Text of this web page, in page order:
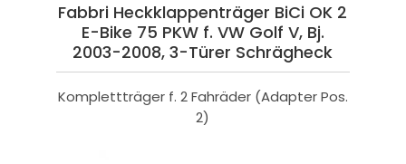
Fabbri Heckklappenträger BiCi OK 2
E-Bike 75 PKW f. VW Golf V, Bj.
2003-2008, 3-Türer Schrägheck
Komplettträger f. 2 Fahräder (Adapter Pos.
2)